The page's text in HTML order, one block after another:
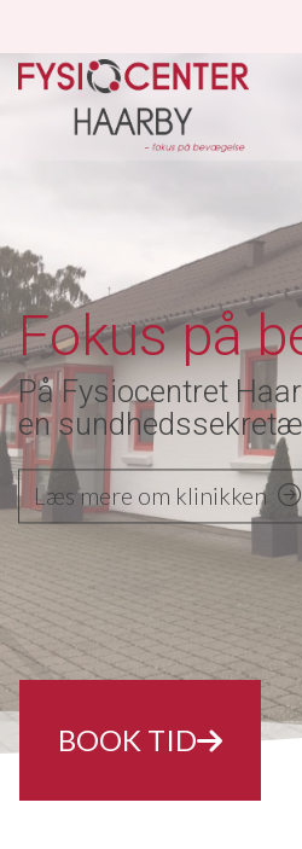
hovedindhold
BOOK TID
Fokus på
På Fysiocentret
en
Læs mere om klinikken